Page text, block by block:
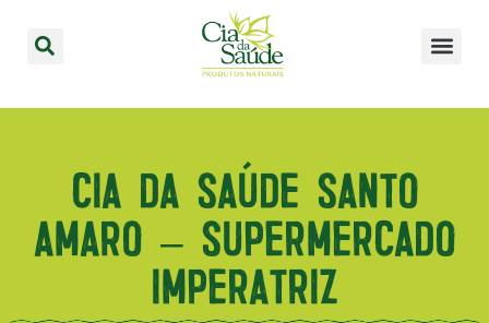
CIA DA SAÚDE SANTO
AMARO – SUPERMERCADO
IMPERATRIZ